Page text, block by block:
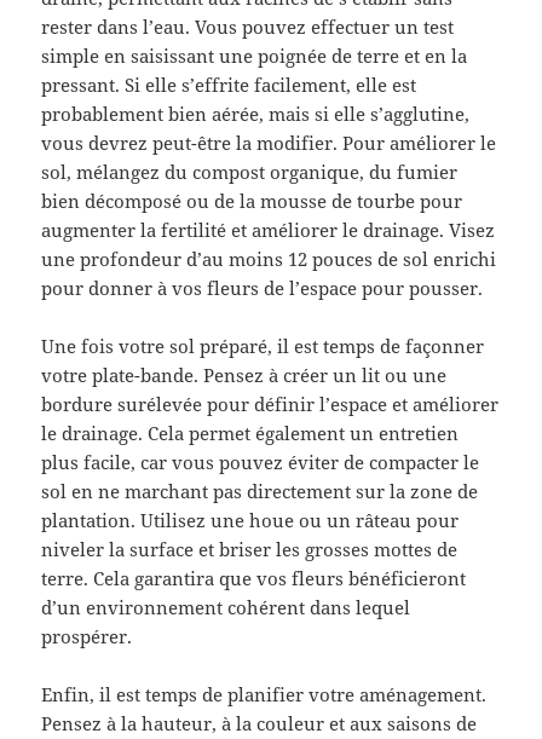
rester dans l’eau. Vous pouvez effectuer un test
simple en saisissant une poignée de terre et en la
pressant. Si elle s’effrite facilement, elle est
probablement bien aérée, mais si elle s’agglutine,
vous devrez peut-être la modifier. Pour améliorer le
sol, mélangez du compost organique, du fumier
bien décomposé ou de la mousse de tourbe pour
augmenter la fertilité et améliorer le drainage. Visez
une profondeur d’au moins 12 pouces de sol enrichi
pour donner à vos fleurs de l’espace pour pousser.
Une fois votre sol préparé, il est temps de façonner
votre plate-bande. Pensez à créer un lit ou une
bordure surélevée pour définir l’espace et améliorer
le drainage. Cela permet également un entretien
plus facile, car vous pouvez éviter de compacter le
sol en ne marchant pas directement sur la zone de
plantation. Utilisez une houe ou un râteau pour
niveler la surface et briser les grosses mottes de
terre. Cela garantira que vos fleurs bénéficieront
d’un environnement cohérent dans lequel
prospérer.
Enfin, il est temps de planifier votre aménagement.
Pensez à la hauteur, à la couleur et aux saisons de